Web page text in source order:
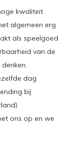
kwaliteit
algemeen erg
als speelgoed
van de
dag
bij
ons op en we